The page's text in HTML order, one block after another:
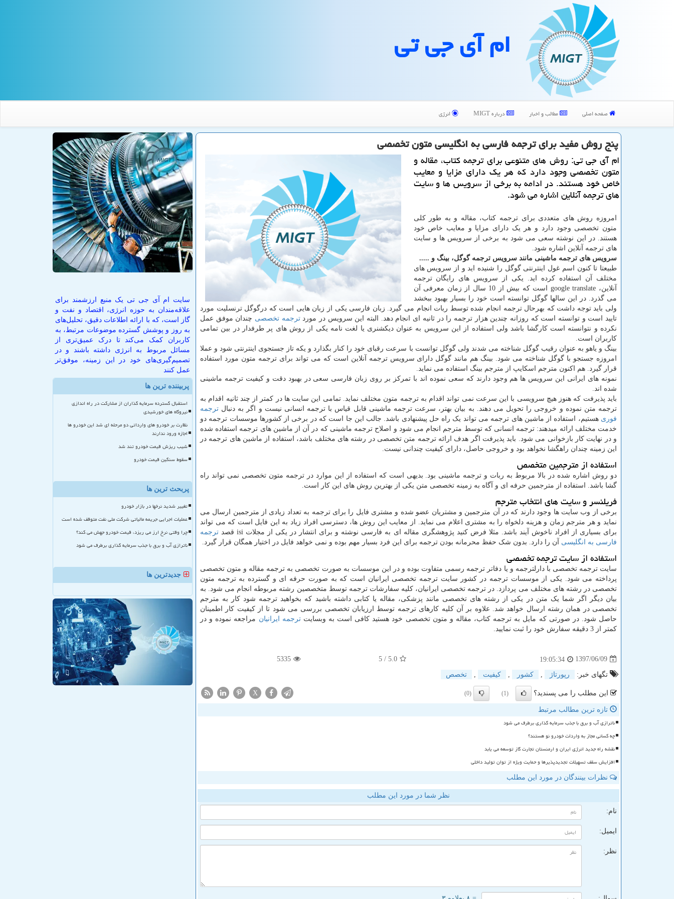
ام آی جی تی
صفحه اصلی مطالب و اخبار درباره MIGT انرژی
پنج روش مفید برای ترجمه فارسی به انگلیسی متون تخصصی
ام آی جی تی: روش های متنوعی برای ترجمه كتاب، مقاله و
متون تخصصی وجود دارد كه هر یك دارای مزایا و معایب
خاص خود هستند. در ادامه به برخی از سرویس ها و سایت
های ترجمه آنلاین اشاره می شود.
امروزه روش های متعددی برای ترجمه کتاب، مقاله و به طور کلی
متون تخصصی وجود دارد و هر یک دارای مزایا و معایب خاص خود
هستند. در این نوشته سعی می شود به برخی از سرویس ها و سایت
های ترجمه آنلاین اشاره شود.
سرویس های ترجمه ماشینی مانند سرویس ترجمه گوگل، بینگ و .....
طبیعتا تا کنون اسم غول اینترنتی گوگل را شنیده اید و از سرویس های
مختلف آن استفاده کرده اید. یکی از سرویس های رایگان ترجمه
آنلاین، google translate
است که بیش از 10 سال از زمان معرفی آن
می گذرد. در این سالها گوگل توانسته است خود را بسیار بهبود ببخشد
ولی باید توجه داشت که بهرحال ترجمه انجام شده توسط ربات انجام می گیرد. زبان فارسی یکی از زبان هایی است که درگوگل ترنسلیت مورد
تایید است و توانسته است که روزانه چندین هزار ترجمه را در ثانیه ای انجام دهد. البته این سرویس در موردترجمه تخصصی چندان موفق عمل
نکرده و نتوانسته است کارگشا باشد ولی استفاده از این سرویس به عنوان دیکشنری یا لغت نامه یکی از روش های پر طرفدار در بین تمامی
کاربران است.
بینگ و یاهو به عنوان رقیب گوگل شناخته می شدند ولی گوگل توانست با سرعت رقبای خود را کنار بگذارد و یکه تاز جستجوی اینترنتی شود و عملا
امروزه جستجو با گوگل شناخته می شود. بینگ هم مانند گوگل دارای سرویس ترجمه آنلاین است که می تواند برای ترجمه متون مورد استفاده
قرار گیرد. هم اکنون مترجم اسکایپ از مترجم بینگ استفاده می نماید.
نمونه های ایرانی این سرویس ها هم وجود دارند که سعی نموده اند با تمرکز بر روی زبان فارسی سعی در بهبود دقت و کیفیت ترجمه ماشینی
شده اند.
باید پذیرفت که هنوز هیچ سرویسی با این سرعت نمی تواند اقدام به ترجمه متون مختلف نماید. تمامی این سایت ها در کمتر از چند ثانیه اقدام به
ترجمه متن نموده و خروجی را تحویل می دهند. به بیان بهتر، سرعت ترجمه ماشینی قابل قیاس با ترجمه انسانی نیست و اگر به دنبال ترجمه
فوری هستیم، استفاده از ماشین های ترجمه می تواند یک راه حل پیشنهادی باشد. جالب این جا است که در برخی از کشورها موسسات ترجمه دو
خدمت مختلف ارائه میدهند: ترجمه انسانی که توسط مترجم انجام می شود و اصلاح ترجمه ماشینی که در آن از ماشین های ترجمه استفاده شده
و در نهایت کار بازخوانی می شود. باید پذیرفت اگر هدف ارائه ترجمه متن تخصصی در رشته های مختلف باشد، استفاده از ماشین های ترجمه در
این زمینه چندان راهگشا نخواهد بود و خروجی حاصل، دارای کیفیت چندانی نیست.
استفاده از مترجمین متخصص
دو روش اشاره شده در بالا مربوط به ربات و ترجمه ماشینی بود. بدیهی است که استفاده از این موارد در ترجمه متون تخصصی نمی تواند راه
گشا باشد. استفاده از مترجمین حرفه ای و آگاه به زمینه تخصصی متن یکی از بهترین روش های این کار است.
فریلنسر و سایت های انتخاب مترجم
برخی از وب سایت ها وجود دارند که در آن مترجمین و مشتریان عضو شده و مشتری فایل را برای ترجمه به تعداد زیادی از مترجمین ارسال می
نماید و هر مترجم زمان و هزینه دلخواه را به مشتری اعلام می نماید. از معایب این روش ها، دسترسی افراد زیاد به این فایل است که می تواند
برای بسیاری از افراد ناخوش آیند باشد. مثلا فرض کنید پژوهشگری مقاله ای به فارسی نوشته و برای انتشار در یکی از مجلات isiقصد ترجمه
فارسی به انگلیسی آن را دارد. بدون شک حفظ محرمانه بودن ترجمه برای این فرد بسیار مهم بوده و نمی خواهد فایل در اختیار همگان قرار گیرد.
استفاده از سایت ترجمه تخصصی
سایت ترجمه تخصصی با دارلترجمه و یا دفاتر ترجمه رسمی متفاوت بوده و در این موسسات به صورت تخصصی به ترجمه مقاله و متون تخصصی
پرداخته می شود. یکی از موسسات ترجمه در کشور سایت ترجمه تخصصی ایرانیان است که به صورت حرفه ای و گسترده به ترجمه متون
تخصصی در رشته های مختلف می پردازد. در ترجمه تخصصی ایرانیان، کلیه سفارشات ترجمه توسط متخصصین رشته مربوطه انجام می شود. به
بیان دیگر اگر شما یک متن در یکی از رشته های تخصصی مانند پزشکی، مقاله یا کتابی داشته باشید که بخواهید ترجمه شود کار به مترجم
تخصصی در همان رشته ارسال خواهد شد. علاوه بر آن کلیه کارهای ترجمه توسط ارزیابان تخصصی بررسی می شود تا از کیفیت کار اطمینان
حاصل شود. در صورتی که مایل به ترجمه کتاب، مقاله و متون تخصصی خود هستید کافی است به وبسایتترجمه ایرانیان مراجعه نموده و در
کمتر از 3 دقیقه سفارش خود را ثبت نمایید.
1397/06/09
19:05:34
5.0
/ 5
5335
تگهای خبر: رپورتاژ كشور كیفیت تخصص
این مطلب را می پسندید؟ (1)
(0)
X
تازه ترین مطالب مرتبط
ناترازی آب و برق با جذب سرمایه گذاری برطرف می شود
چه کسانی مجاز به واردات خودرو نو هستند؟
نقشه راه جدید انرژی ایران و ارمنستان تجارت گاز توسعه می یابد
افزایش سقف تسهیلات تجدیدپذیرها و حمایت ویژه از توان تولید داخلی
نظرات بینندگان در مورد این مطلب
نظر شما در مورد این مطلب
نام:
ایمیل:
نظر:
سایت ام آی جی تی یک منبع ارزشمند برای
علاقه‌مندان به حوزه انرژی، اقتصاد و نفت و
گاز است، که با ارائه اطلاعات دقیق، تحلیل‌های
به روز و پوشش گسترده موضوعات مرتبط، به
کاربران کمک می‌کند تا درک عمیق‌تری از
مسائل مربوط به انرژی داشته باشند و در
تصمیم‌گیری‌های خود در این زمینه، موفق‌تر
عمل کنند
پربیننده ترین ها
استقبال گسترده سرمایه گذاران از مشارکت در راه اندازی
نیروگاه های خورشیدی
نظارت بر خودرو های وارداتی دو مرحله ای شد این خودرو ها
اجازه ورود ندارند
شیب ریزش قیمت خودرو تند شد
سقوط سنگین قیمت خودرو
پربحث ترین ها
تغییر شدید نرخها در بازار خودرو
عملیات اجرایی جریمه مالیاتی شرکت ملی نفت متوقف شده است
چرا وقتی نرخ ارز می ریزد، قیمت خودرو جهش می کند؟
ناترازی آب و برق با جذب سرمایه گذاری برطرف می شود
جدیدترین ها